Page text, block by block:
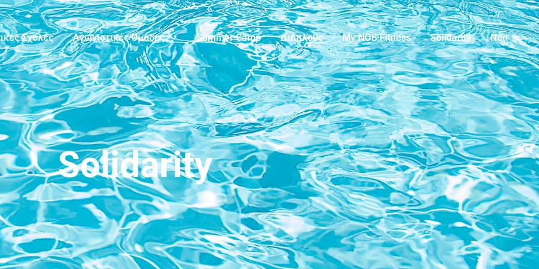
Σχολές Αγωνιστικές Ομάδες Summer Camp Διάπλους My NOB Fitness Solidarity
Νέα
Solidarity